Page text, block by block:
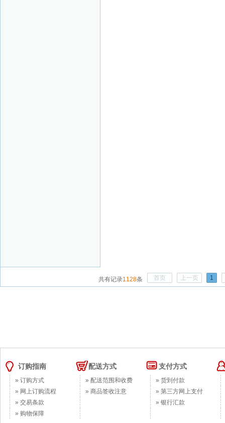
共有记录1128条 首页 上一页 1
订购指南
» 订购方式
» 网上订购流程
» 交易条款
» 购物保障
配送方式
» 配送范围和收费
» 商品签收注意
支付方式
» 货到付款
» 第三方网上支付
» 银行汇款